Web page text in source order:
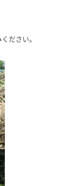
ださい。